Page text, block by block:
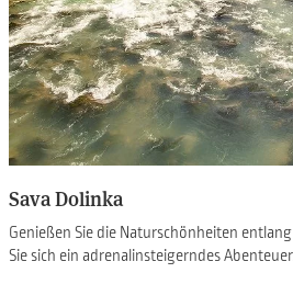
Sava Dolinka
Genießen Sie die Naturschönheiten
Sie sich ein adrenalinsteigerndes Abenteuer.